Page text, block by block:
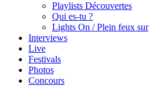
Playlists Découvertes
Qui es-tu ?
Lights On / Plein feux sur
Interviews
Live
Festivals
Photos
Concours